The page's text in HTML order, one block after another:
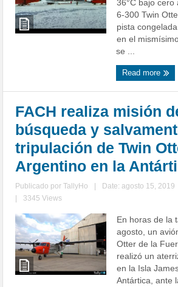
36°C bajo cero
6-300 Twin
pista
en el
se ...
Read more
FACH realiza misión
búsqueda y
tripulación de Twin
Argentino en la
Publicado porTallyHo Date: agosto 15, 2019
3345 Views
En horas de la
agosto, un
Otter de la
realizó un
en la Isla
Antártica, ante